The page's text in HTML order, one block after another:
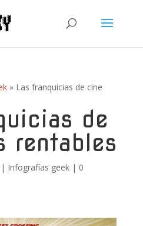
» Las franquicias de cine
de
rentables
| Infografías geek| 0